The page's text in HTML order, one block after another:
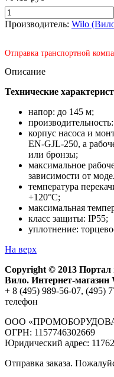
Производитель: Wilo
Отправка транспортной
Описание
Технические
напор: до 145 м;
корпус насоса и
EN-GJL-250, а
или бронзы;
максимальное
зависимости от
температура
+120°С;
максимальная
класс защиты: IP55;
уплотнение:
На верх
Copyright © 2013 Портал
Вило. Интернет-магазин
+ 8 (495) 989-56-07, (495)
телефон
ООО
ОГРН: 1157746302669
Юридический адрес:
Отправка заказа.